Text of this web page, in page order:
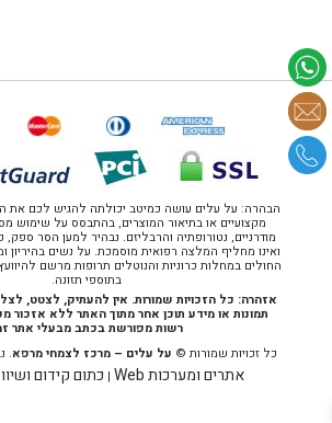
הבהרה: על עלים עושה כמיטב יכולתה להגיש לכם את
מקצועיים או בתיאור המוצרים, בהתבסס על שימוש
מודרניים, נטורופתיה והרבליזם. נבהיר למען הסר ספק,
ואינו מחליף המלצה רפואית מוסמכת. על נשים בהיריון
החולים במחלות כרוניות והנוטלים תרופות מרשם
בתוספי תזונה.
אזהרה: כל הזכויות שמורות. אין להעתיק, לצטט,
תמונות או מידע תוכן אחר מתוך האתר ללא אזכור
רשות מפורשת בכתב מבעלי אתר
כל זכויות שמורות © על עלים – מרכז לצמחי מרפא.
אתרים ומערכות Web
| כתום קידום